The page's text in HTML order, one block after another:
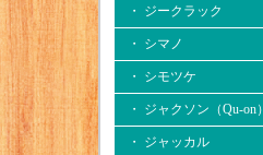
・ ジークラック
・ シマノ
・ シモツケ
・ ジャクソン（Qu-on）
・ ジャッカル